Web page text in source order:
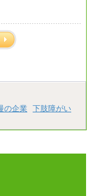
の企業
下肢障がい